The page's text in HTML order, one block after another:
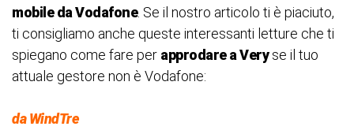
mobile da Vodafone. Se il nostro articolo ti è piaciuto,
ti consigliamo anche queste interessanti letture che ti
spiegano come fare per approdare a Veryse il tuo
attuale gestore non è Vodafone:
da WindTre